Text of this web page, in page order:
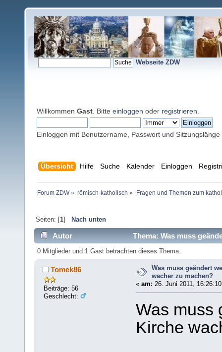
Webseite ZDW
Willkommen Gast . Bitte einloggen oder registrieren
Einloggen mit Benutzername, Passwort und Sitzungslänge
Übersicht Hilfe Suche Kalender Einloggen
Forum ZDW» römisch-katholisch » Fragen und Themen zum
Seiten: [1] Nach unten
Autor Thema: Was muss
0 Mitglieder und 1 Gast betrachten dieses Thema.
Tomek86
Beiträge: 56
Geschlecht:
Was muss geändert
wacher zu machen?
« am: 26. Juni 2011,
Was muss
Kirche